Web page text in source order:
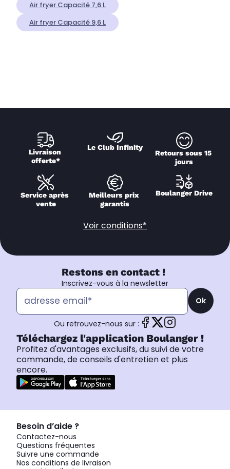
Air fryer Capacité 7,6 L
Air fryer Capacité 9,6 L
Livraison
offerte*
Le Club Infinity
Retours sous 15
jours
Service après
vente
Meilleurs prix
garantis
Boulanger Drive
Voir conditions*
Restons en contact !
Inscrivez-vous à la newsletter
Ok
Ou retrouvez-nous sur :
Téléchargez l'application Boulanger !
Profitez d'avantages exclusifs, du suivi de votre
commande, de conseils d'entretien et plus
encore.
Besoin d’aide ?
Contactez-nous
Questions fréquentes
Suivre une commande
Nos conditions de livraison